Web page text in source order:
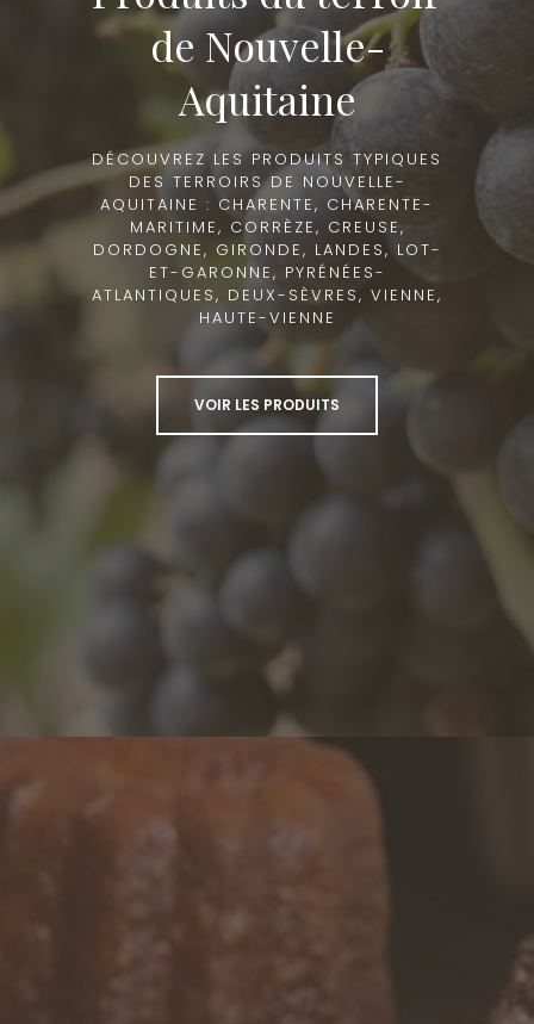
de Nouvelle-
Aquitaine
DÉCOUVREZ LES PRODUITS TYPIQUES
DES TERROIRS DE NOUVELLE-
AQUITAINE : CHARENTE, CHARENTE-
MARITIME, CORRÈZE, CREUSE,
DORDOGNE, GIRONDE, LANDES, LOT-
ET-GARONNE, PYRÉNÉES-
ATLANTIQUES, DEUX-SÈVRES, VIENNE,
HAUTE-VIENNE
VOIR LES PRODUITS